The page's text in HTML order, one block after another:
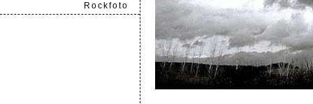
Rockfoto